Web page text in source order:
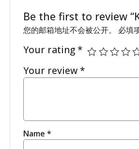
Be the first to review
您的邮箱地址不会被公开。 必填
Your rating*
Your review*
Name *